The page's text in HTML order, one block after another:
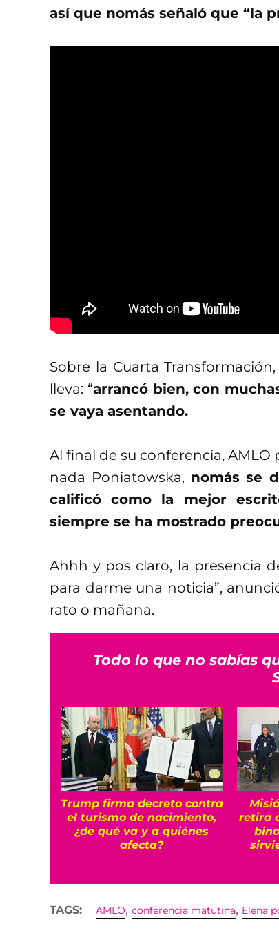
así que nomás señaló que “la
Sobre la Cuarta
lleva: “arrancó bien, con
se vaya asentando.
Al final de su conferencia,
nada Poniatowska, nomás se
calificó como la mejor
siempre se ha mostrado
Ahhh y pos claro, la presencia
para darme una noticia”,
rato o mañana.
Todo lo que no sabías
Trump firma decreto contra
el turismo de nacimiento,
¿de qué va y a quiénes
afecta?
retira
TAGS: AMLO, conferencia matutina, Elena